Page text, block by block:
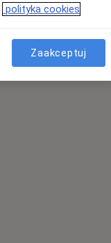
polityka cookies
Zaakceptuj